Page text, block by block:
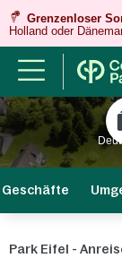
Grenzenloser
Holland oder
Geschäfte
Park Eifel -